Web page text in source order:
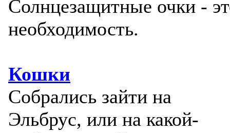
Солнцезащитные очки -
необходимость.
Кошки
Собрались зайти на
Эльбрус, или на какой-